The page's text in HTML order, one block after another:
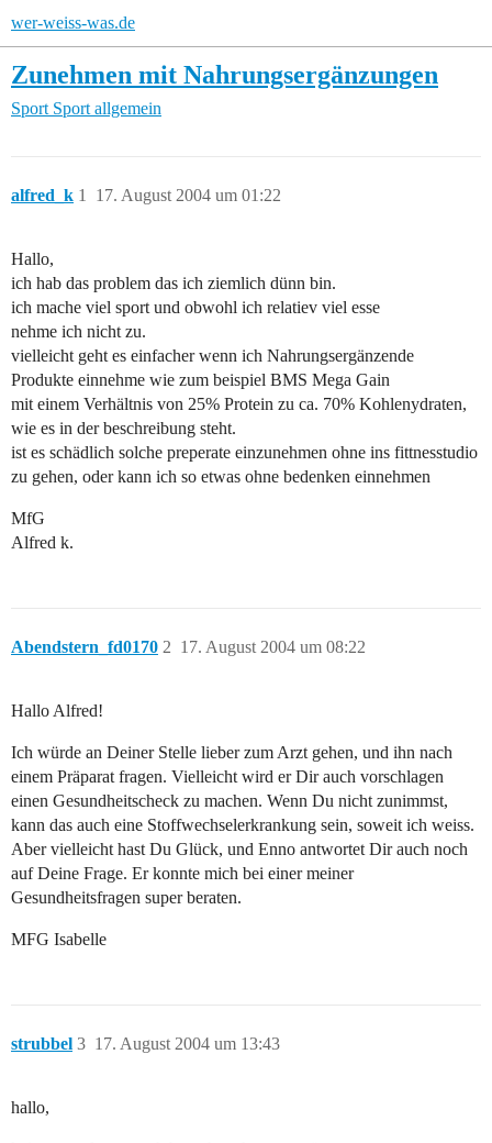
wer-weiss-was.de
Zunehmen mit Nahrungsergänzungen
Sport Sport allgemein
alfred_k 17. August 2004 um 01:22
1
Hallo,
ich hab das problem das ich ziemlich dünn bin.
ich mache viel sport und obwohl ich relatiev viel esse
nehme ich nicht zu.
vielleicht geht es einfacher wenn ich Nahrungsergänzende
Produkte einnehme wie zum beispiel BMS Mega Gain
mit einem Verhältnis von 25% Protein zu ca. 70% Kohlenydraten,
wie es in der beschreibung steht.
ist es schädlich solche preperate einzunehmen ohne ins fittnesstudio
zu gehen, oder kann ich so etwas ohne bedenken einnehmen
MfG
Alfred k.
Abendstern_fd0170 17. August 2004 um 08:22
2
Hallo Alfred!
Ich würde an Deiner Stelle lieber zum Arzt gehen, und ihn nach
einem Präparat fragen. Vielleicht wird er Dir auch vorschlagen
einen Gesundheitscheck zu machen. Wenn Du nicht zunimmst,
kann das auch eine Stoffwechselerkrankung sein, soweit ich weiss.
Aber vielleicht hast Du Glück, und Enno antwortet Dir auch noch
auf Deine Frage. Er konnte mich bei einer meiner
Gesundheitsfragen super beraten.
MFG Isabelle
strubbel 17. August 2004 um 13:43
3
hallo,